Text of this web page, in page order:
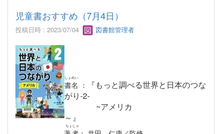
児童書おすすめ（7月4日）
投稿日時 : 2023/07/04 図書館管理者
書名
しょめい
：
『もっと調べる世界と日本のつな
がり-2-
~アメリカ
～』
ちょしゃ